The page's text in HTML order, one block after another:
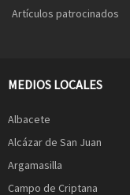
Artículos patrocinados
MEDIOS LOCALES
Albacete
Alcázar de San Juan
Argamasilla
Campo de Criptana